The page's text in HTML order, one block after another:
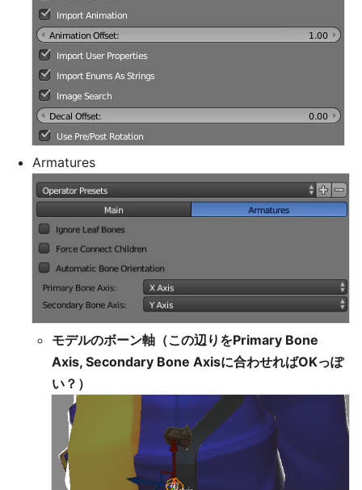
Armatures
モデルのボーン軸（この辺りをPrimary Bone
Axis, Secondary Bone Axisに合わせればOKっぽ
い？）